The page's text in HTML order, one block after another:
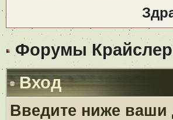
Форумы
Вход
Введите ниже ваши